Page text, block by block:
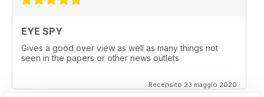
EYE SPY
Gives a good over view as well as many things not
seen in the papers or other news outlets
Recensito 23 maggio 2020